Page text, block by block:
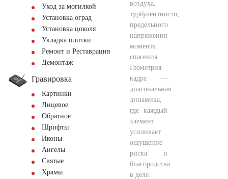
Уход за могилкой
Установка оград
Установка цоколя
Укладка плитки
Ремонт и Реставрация
Демонтаж
Гравировка
Картинки
Лицевое
Обратное
Шрифты
Иконы
Ангелы
Святые
Храмы
воздуха,
турбулентности,
предельного
напряжения
момента
спасения.
Геометрия
кадра —
диагональная
динамика,
где каждый
элемент
усиливает
ощущение
риска и
благородства
в деле.